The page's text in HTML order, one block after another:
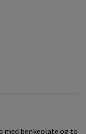
med benkeplate og to